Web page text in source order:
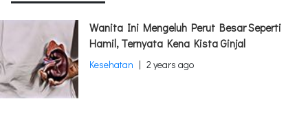
Wanita Ini Mengeluh Perut Besar Seperti
Hamil, Ternyata Kena Kista Ginjal
Kesehatan | 2 years ago